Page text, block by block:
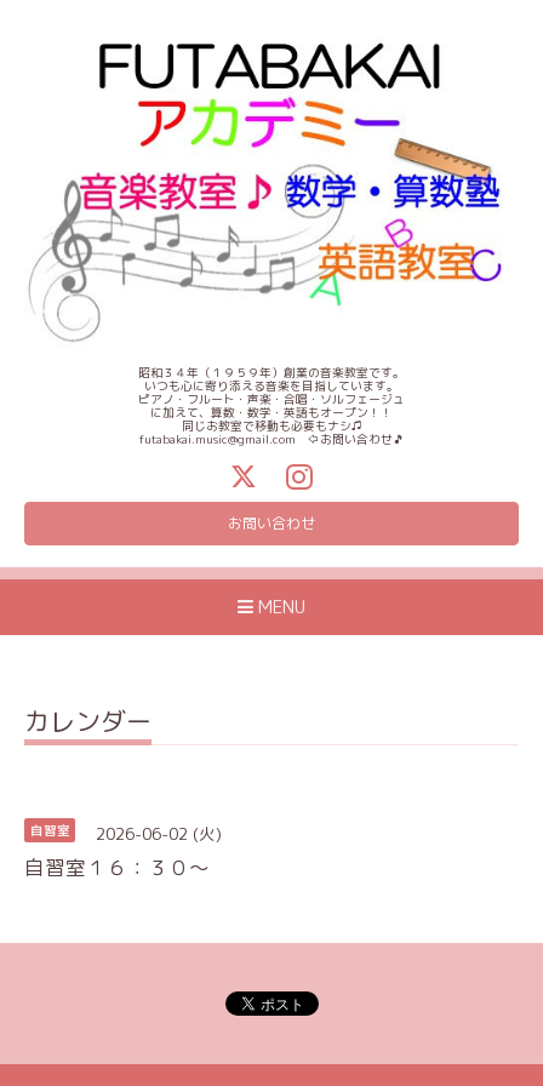
昭和３４年（１９５９年）創業の音楽教室です。
いつも心に寄り添える音楽を目指しています。
ピアノ・フルート・声楽・合唱・ソルフェージュ
に加えて、算数・数学・英語もオープン！！
同じお教室で移動も必要もナシ♫
futabakai.music@gmail.com ⇦お問い合わせ🎵
お問い合わせ
MENU
カレンダー
自習室 2026-06-02 (火)
自習室１６：３０〜